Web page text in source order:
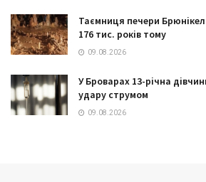
Таємниця печери
176 тис. років тому
09.08.2026
У Броварах 13-річна
удару струмом
09.08.2026